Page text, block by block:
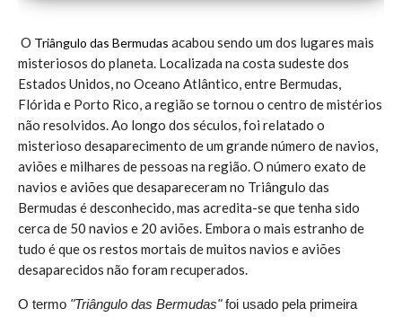
O Triângulo das Bermudas acabou sendo um dos lugares mais
misteriosos do planeta. Localizada na costa sudeste dos
Estados Unidos, no Oceano Atlântico, entre Bermudas,
Flórida e Porto Rico, a região se tornou o centro de mistérios
não resolvidos.Ao longo dos séculos, foi relatado o
misterioso desaparecimento de um grande número de navios,
aviões e milhares de pessoas na região.O número exato de
navios e aviões que desapareceram no Triângulo das
Bermudas é desconhecido, mas acredita-se que tenha sido
cerca de 50 navios e 20 aviões. Embora o mais estranho de
tudo é que os restos mortais de muitos navios e aviões
desaparecidos não foram recuperados.
O termo "Triângulo das Bermudas"foi usado pela primeira